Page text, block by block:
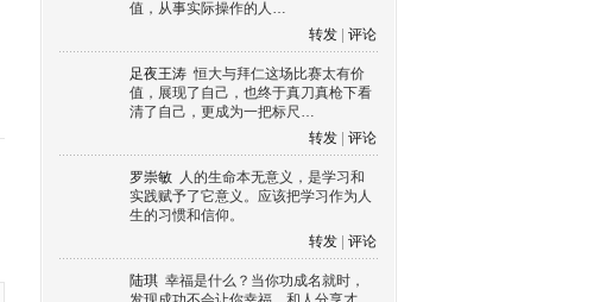
值，从事实际操作的人…
转发
评论
足夜王涛 恒大与拜仁这场比赛太有价
值，展现了自己，也终于真刀真枪下看
清了自己，更成为一把标尺…
转发
评论
罗崇敏 人的生命本无意义，是学习和
实践赋予了它意义。应该把学习作为人
生的习惯和信仰。
转发
评论
陆琪 幸福是什么？当你功成名就时，